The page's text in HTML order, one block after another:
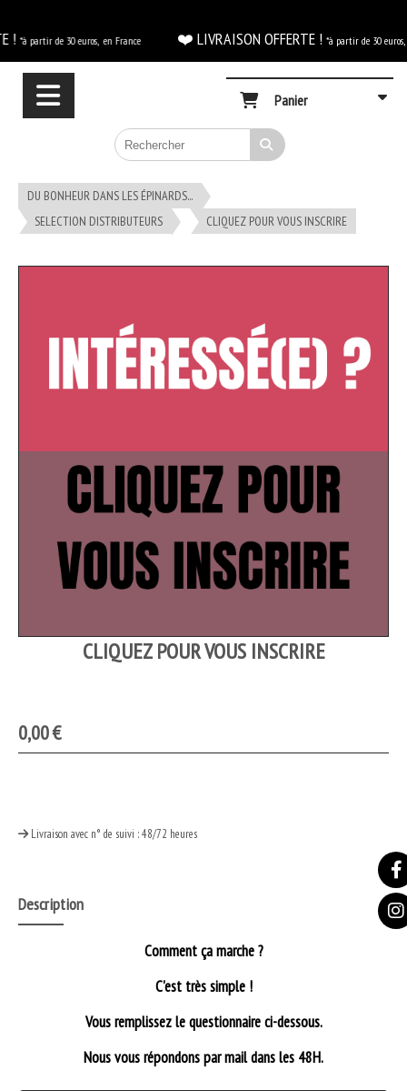
!*à partir de 30 euros, en France ❤️ LIVRAISON OFFERTE !*à partir de 30 euros,
Panier
DU BONHEUR DANS LES ÉPINARDS...
SELECTION DISTRIBUTEURS
CLIQUEZ POUR VOUS INSCRIRE
CLIQUEZ POUR VOUS INSCRIRE
0,00€
Livraison avec n° de suivi : 48/72 heures
Description
Comment ça marche ?
C'est très simple !
Vous remplissez le questionnaire ci-dessous.
Nous vous répondons par mail dans les 48H.